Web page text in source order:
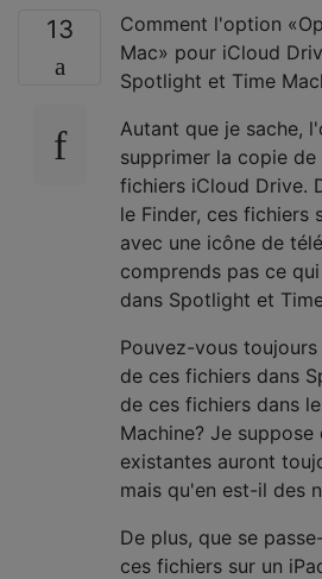
13
Comment l'option
Mac» pour iCloud
Spotlight et Time
Autant que je sache,
supprimer la copie
fichiers iCloud Drive.
le Finder, ces fichiers
avec une icône de
comprends pas ce
dans Spotlight et
Pouvez-vous
de ces fichiers dans
de ces fichiers dans
Machine? Je
existantes auront
mais qu'en est-il des
De plus, que se
ces fichiers sur un